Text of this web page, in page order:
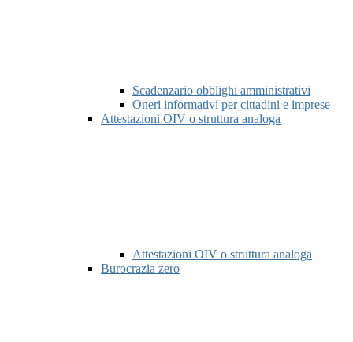
Scadenzario obblighi amministrativi
Oneri informativi per cittadini e imprese
Attestazioni OIV o struttura analoga
Attestazioni OIV o struttura analoga
Burocrazia zero